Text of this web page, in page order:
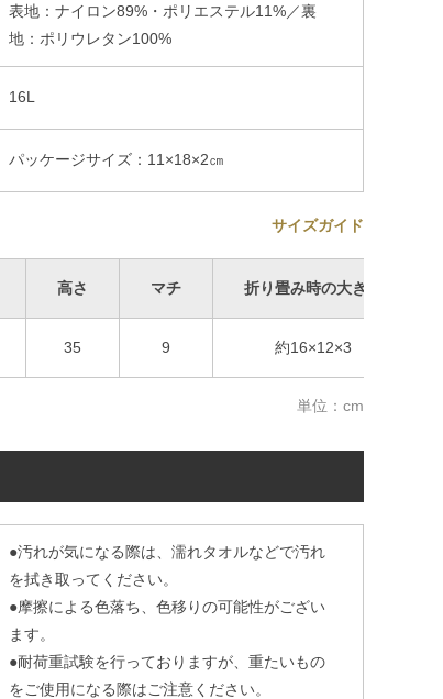
表地：ナイロン89%・ポリエステル11%／裏
地：ポリウレタン100%
16L
パッケージサイズ：11×18×2㎝
サイズガイド
高さ マチ 折り畳み時の大きさ
35 9 約16×12×3
単位：cm
●汚れが気になる際は、濡れタオルなどで汚れ
を拭き取ってください。
●摩擦による色落ち、色移りの可能性がござい
ます。
●耐荷重試験を行っておりますが、重たいもの
をご使用になる際はご注意ください。